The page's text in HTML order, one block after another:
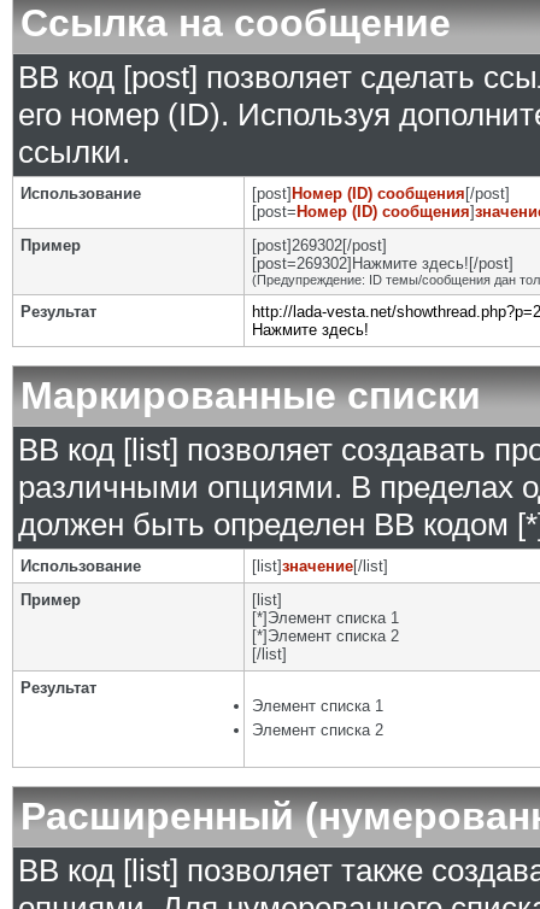
Ссылка на сообщение
BB код [post] позволяет сделать
его номер (ID). Используя
ссылки.
Использование [post] Номер (ID) сообщения [/post]
[post= Номер (ID) сообщения]
Пример
[post]269302[/post]
[post=269302]Нажмите здесь![/post]
(Предупреждение: ID темы/сообщения дан
Результат
http://lada-vesta.net/
Нажмите здесь!
Маркированные списки
BB код [list] позволяет создавать
различными опциями. В пределах
должен быть определен BB кодом
Использование [list]значение[/list]
Пример
[list]
[*]Элемент списка 1
[*]Элемент списка 2
[/list]
Результат
Элемент списка 1
Элемент списка 2
Расширенный
BB код [list] позволяет также